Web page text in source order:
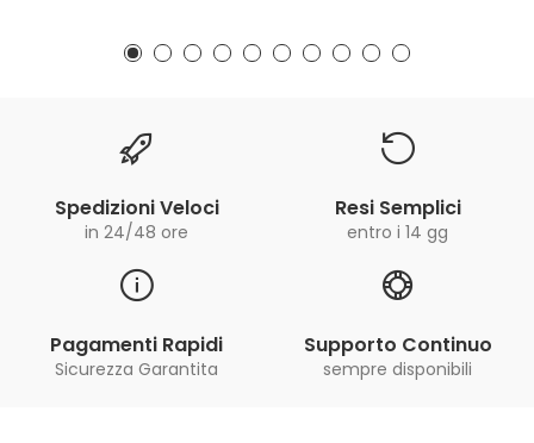
Spedizioni Veloci
in 24/48 ore
Resi Semplici
entro i 14 gg
Pagamenti Rapidi
Sicurezza Garantita
Supporto Continuo
sempre disponibili